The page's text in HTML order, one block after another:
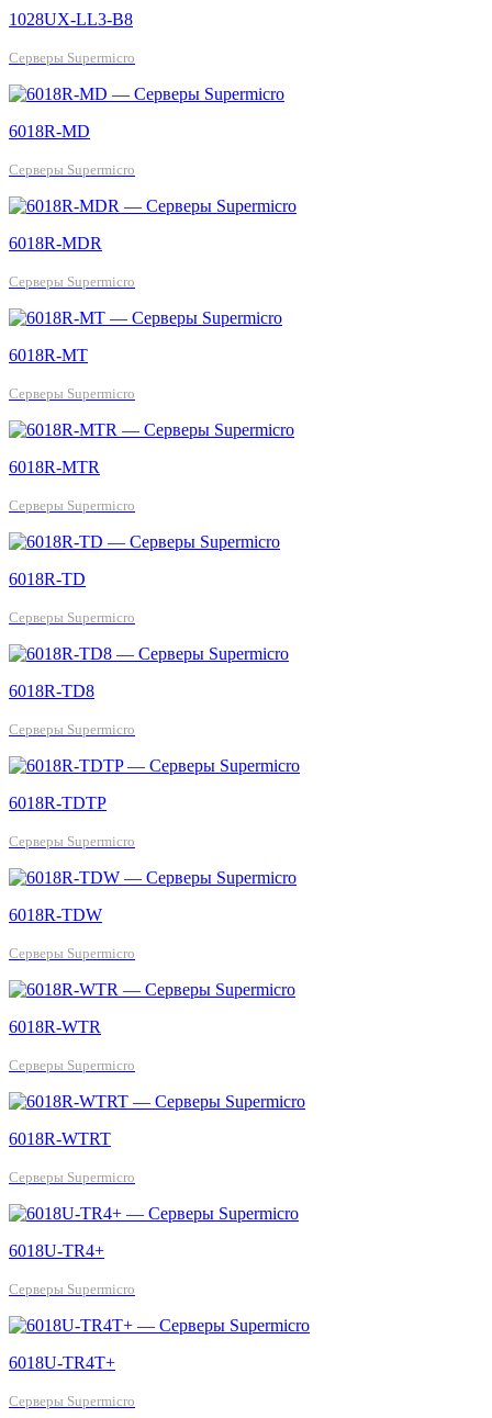
1028UX-LL3-B8
Серверы Supermicro
6018R-MD
Серверы Supermicro
6018R-MDR
Серверы Supermicro
6018R-MT
Серверы Supermicro
6018R-MTR
Серверы Supermicro
6018R-TD
Серверы Supermicro
6018R-TD8
Серверы Supermicro
6018R-TDTP
Серверы Supermicro
6018R-TDW
Серверы Supermicro
6018R-WTR
Серверы Supermicro
6018R-WTRT
Серверы Supermicro
6018U-TR4+
Серверы Supermicro
6018U-TR4T+
Серверы Supermicro